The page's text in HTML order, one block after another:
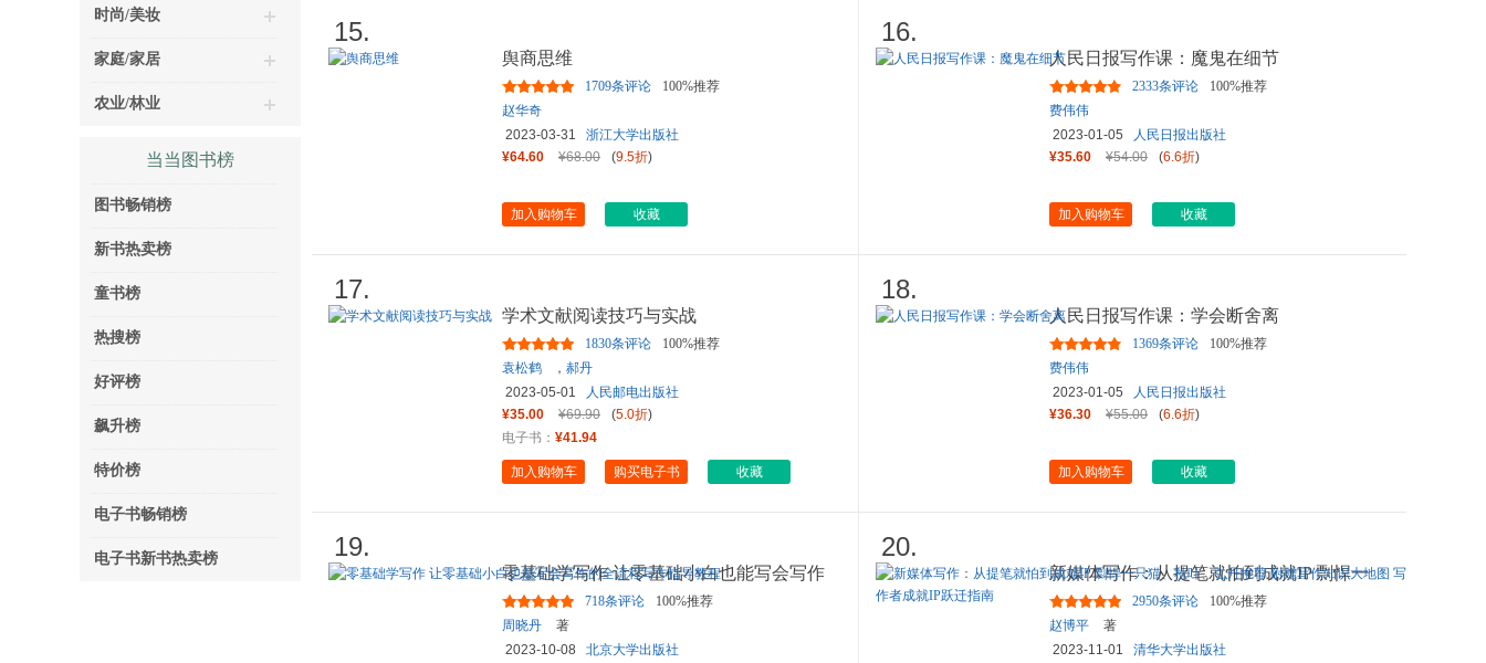
时尚/美妆
家庭/家居
农业/林业
当当图书榜
图书畅销榜
新书热卖榜
童书榜
热搜榜
好评榜
飙升榜
特价榜
电子书畅销榜
电子书新书热卖榜
15.
舆商思维
1709条评论
100%推荐
赵华奇
2023-03-31
浙江大学出版社
¥64.60
¥68.00 (9.5折)
加入购物车 收藏
16.
人民日报写作课：魔鬼在细节
2333条评论
100%推荐
费伟伟
2023-01-05
人民日报出版社
¥35.60
¥54.00 (6.6折)
加入购物车 收藏
17.
学术文献阅读技巧与实战
1830条评论
100%推荐
袁松鹤
， 郝丹
2023-05-01
人民邮电出版社
¥35.00
¥69.90 (5.0折)
电子书： ¥41.94
加入购物车 购买电子书 收藏
18.
人民日报写作课：学会断舍离
1369条评论
100%推荐
费伟伟
2023-01-05
人民日报出版社
¥36.30
¥55.00 (6.6折)
加入购物车 收藏
19.
零基础学写作 让零基础小白也能写会写作
的全流程写作指导教程
718条评论
100%推荐
周晓丹
著
2023-10-08
北京大学出版社
20.
新媒体写作：从提笔就怕到成就IP 剽悍一
只猫、秋叶、弘丹推荐 附...
2950条评论
100%推荐
赵博平
著
2023-11-01
清华大学出版社